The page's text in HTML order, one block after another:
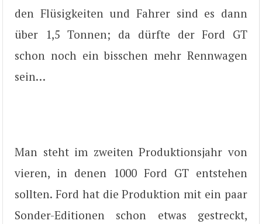
den Flüsigkeiten und Fahrer sind es dann
über 1,5 Tonnen; da dürfte der Ford GT
schon noch ein bisschen mehr Rennwagen
sein…
Man steht im zweiten Produktionsjahr von
vieren, in denen 1000 Ford GT entstehen
sollten. Ford hat die Produktion mit ein paar
Sonder-Editionen schon etwas gestreckt,